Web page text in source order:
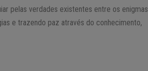
pelas verdades existentes entre os enigmas
e trazendo paz através do conhecimento,